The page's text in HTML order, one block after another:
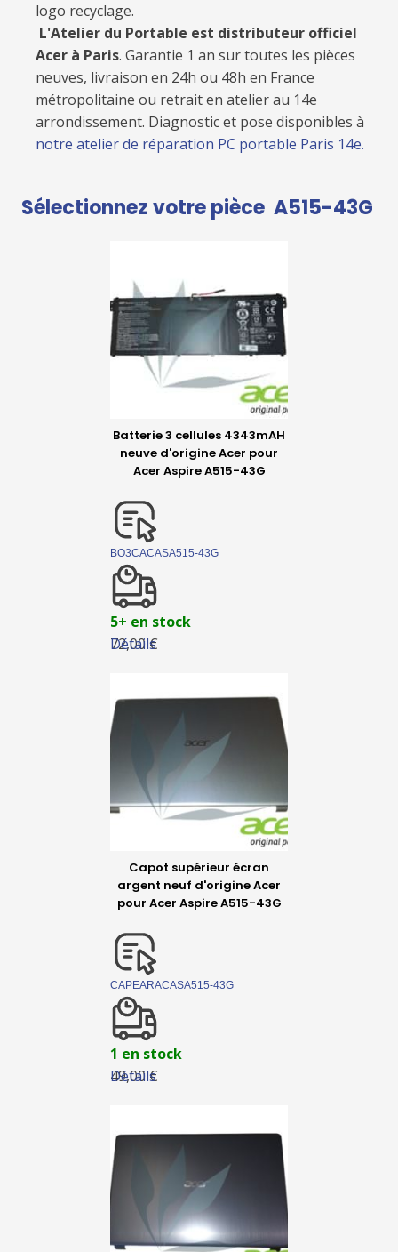
logo recyclage.
L'Atelier du Portable est distributeur officiel
Acer à Paris. Garantie 1 an sur toutes les pièces
neuves, livraison en 24h ou 48h en France
métropolitaine ou retrait en atelier au 14e
arrondissement. Diagnostic et pose disponibles à
notre atelier de réparation PC portable Paris 14e.
Sélectionnez votre pièce A515-43G
Détails
Batterie 3 cellules 4343mAH
neuve d'origine Acer pour
Acer Aspire A515-43G
BO3CACASA515-43G
5+ en stock
72,00 €
Détails
Capot supérieur écran
argent neuf d'origine Acer
pour Acer Aspire A515-43G
CAPEARACASA515-43G
1 en stock
49,00 €